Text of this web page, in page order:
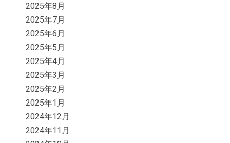
2025年8月
2025年7月
2025年6月
2025年5月
2025年4月
2025年3月
2025年2月
2025年1月
2024年12月
2024年11月